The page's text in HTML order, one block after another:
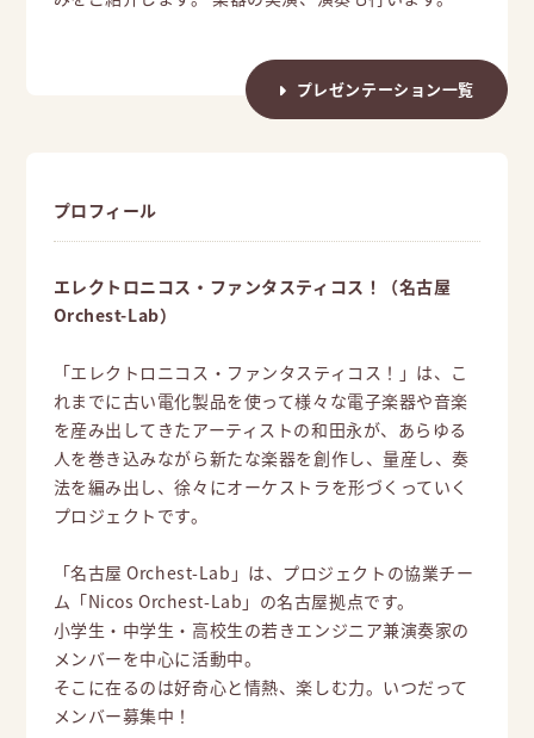
プレゼンテーション一覧
プロフィール
エレクトロニコス・ファンタスティコス！（名古屋
Orchest-Lab）
「エレクトロニコス・ファンタスティコス！」は、こ
れまでに古い電化製品を使って様々な電子楽器や音楽
を産み出してきたアーティストの和田永が、あらゆる
人を巻き込みながら新たな楽器を創作し、量産し、奏
法を編み出し、徐々にオーケストラを形づくっていく
プロジェクトです。
「名古屋 Orchest-Lab」は、プロジェクトの協業チー
ム「Nicos Orchest-Lab」の名古屋拠点です。
小学生・中学生・高校生の若きエンジニア兼演奏家の
メンバーを中心に活動中。
そこに在るのは好奇心と情熱、楽しむ力。いつだって
メンバー募集中！